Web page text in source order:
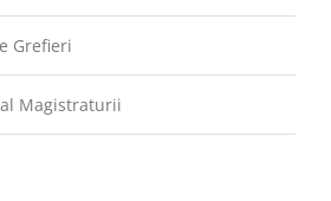
Grefieri
Magistraturii